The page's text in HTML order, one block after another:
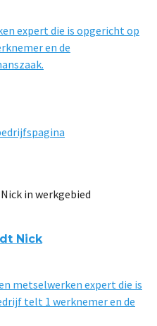
expert die is opgericht op
en de
Nick
metselwerken expert die is
telt 1 werknemer en de